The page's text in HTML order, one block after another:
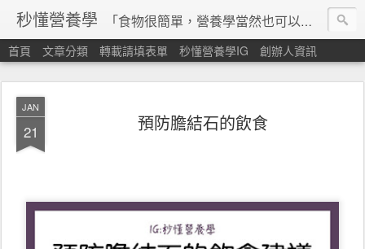
秒懂營養學 「食物很簡單，營養學當然也可以很秒懂」 本站由台灣營養師經營，非商業轉載請填寫
首頁 文章分類 轉載請填表單 秒懂營養學IG 創辦人資訊
JAN
21 預防膽結石的飲食